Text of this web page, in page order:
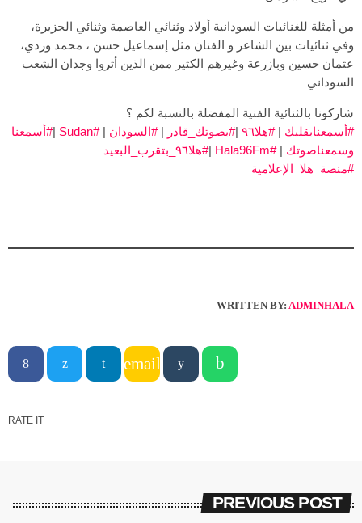
من أمثلة للغنائيات السودانية أولاد وثنائي العاصمة وثنائي الجزيرة،
وفي ثنائيات بين الشاعر و الفنان مثل إسماعيل حسن ، محمد وردي،
عثمان حسين وبازرعة وغيرهم الكثير ممن الذين أثروا وجدان الشعب
السوداني
شاركونا بالثنائية الفنية المفضلة بالنسبة لكم ؟
#أسمعنابقلبك |#هلا٩٦ |#بصوتك_قادر |#السودان |
#Sudan
|#أسمعنا
وسمعناصوتك |
#Hala96Fm
|#هلا٩٦_بتقرب_البعيد
#منصة_هلا_الإعلامية
WRITTEN BY: ADMINHALA
email
RATE IT
PREVIOUS POST